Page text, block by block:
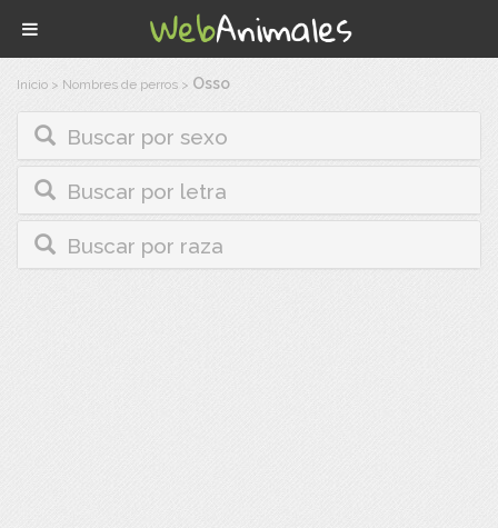
Inicio > Nombres de perros > Osso
Buscar por sexo
Buscar por letra
Buscar por raza